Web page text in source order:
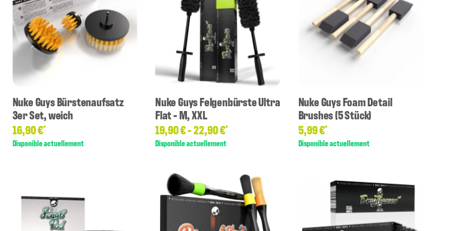
Nuke Guys Bürstenaufsatz
3er Set, weich
16,90 €*
Disponible actuellement
Nuke Guys Felgenbürste Ultra
Flat - M, XXL
19,90 € -22,90 €*
Disponible actuellement
Nuke Guys Foam Detail
Brushes (5 Stück)
5,99 €*
Disponible actuellement